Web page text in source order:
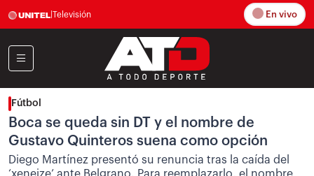
Televisión En vivo
Fútbol
Boca se queda sin DT y el nombre de
Gustavo Quinteros suena como opción
Diego Martínez presentó su renuncia tras la caída del